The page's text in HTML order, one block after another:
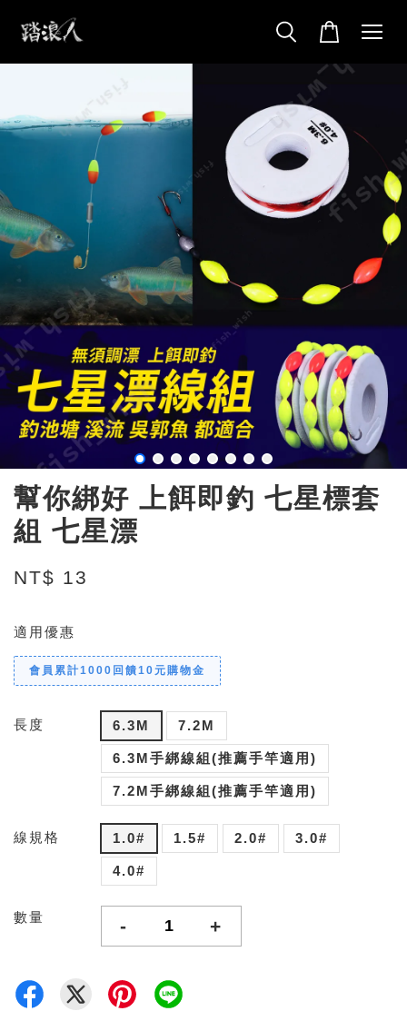
幫你綁好 上餌即釣 七星標套
組 七星漂
NT$ 13
適用優惠
會員累計1000回饋10元購物金
長度 6.3M 7.2M
6.3M手綁線組(推薦手竿適用)
7.2M手綁線組(推薦手竿適用)
線規格 1.0# 1.5# 2.0# 3.0#
4.0#
數量 - +